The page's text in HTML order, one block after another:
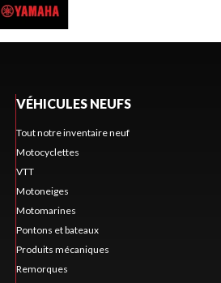
VÉHICULES NEUFS
Tout notre inventaire neuf
Motocyclettes
VTT
Motoneiges
Motomarines
Pontons et bateaux
Produits mécaniques
Remorques